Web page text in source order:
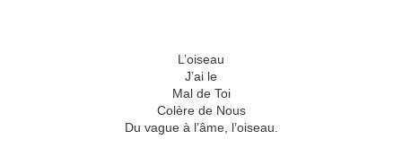
L’oiseau
J’ai le
Mal de Toi
Colère de Nous
Du vague à l’âme, l’oiseau.